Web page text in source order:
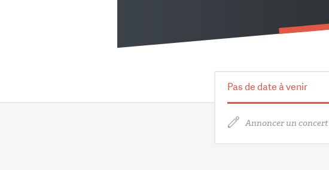
Pas de date à venir
Annoncer un concert